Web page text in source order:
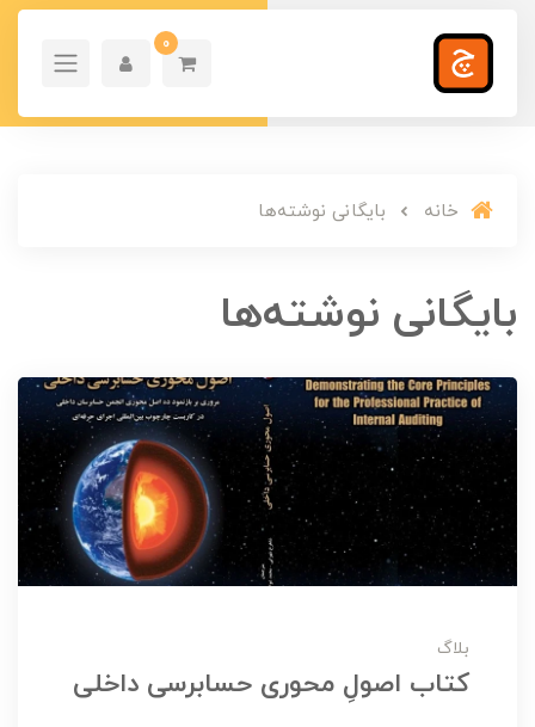
0
خانه بایگانی نوشته‌ها
بایگانی نوشته‌ها
بلاگ
کتاب اصولِ محوری حسابرسی داخلی